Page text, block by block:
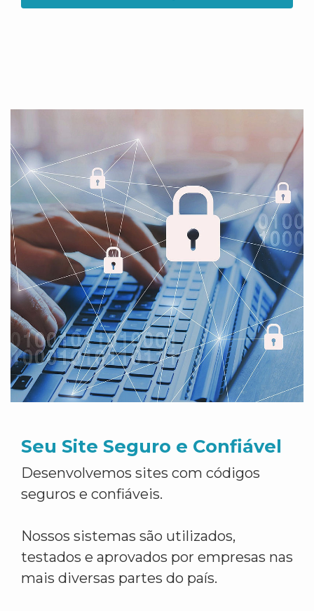
Seu Site Seguro e Confiável
Desenvolvemos sites com códigos
seguros e confiáveis.
Nossos sistemas são utilizados,
testados e aprovados por empresas nas
mais diversas partes do país.